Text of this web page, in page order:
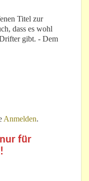
Titel zur
dass es wohl
gibt. - Dem
Anmelden.
für